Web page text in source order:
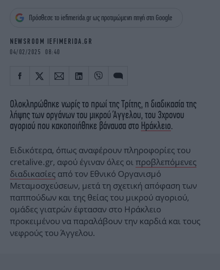
OSCARS
THE OCEAN
Πρόσθεσε το iefimerida.gr ως προτιμώμενη πηγή στη Google
NEWSROOM IEFIMERIDA.GR
04/02/2025 08:40
Ολοκληρώθηκε νωρίς το πρωί της Τρίτης, η διαδικασία της
λήψης των οργάνων του μικρού Άγγελου, του 3χρονου
αγοριού που κακοποιήθηκε βάναυσα στο Ηράκλειο.
Ειδικότερα, όπως αναφέρουν πληροφορίες του
cretalive.gr, αφού έγιναν όλες οιπροβλεπόμενες
διαδικασίες από τον Εθνικό Οργανισμό
Μεταμοσχεύσεων, μετά τη σχετική απόφαση των
παππούδων και της θείας του μικρού αγοριού,
ομάδες γιατρών έφτασαν στο Ηράκλειο
προκειμένου να παραλάβουν την καρδιά και τους
νεφρούς του Άγγελου.